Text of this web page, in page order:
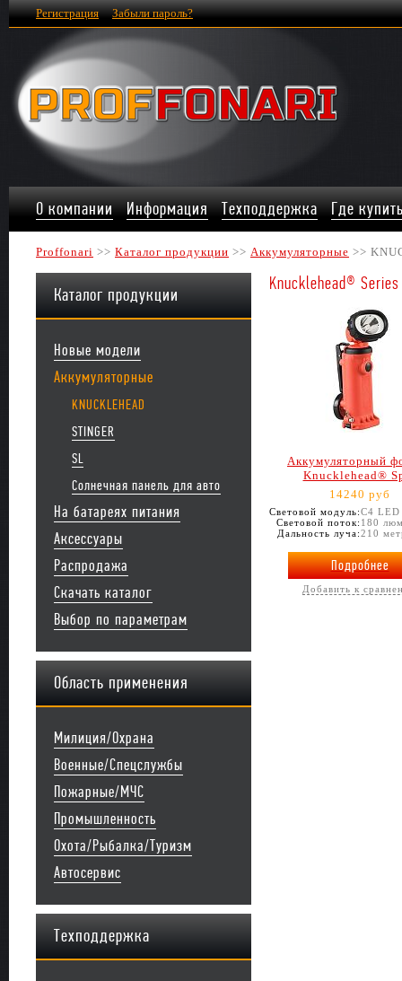
Регистрация Забыли пароль?
О компании Информация Техподдержка Где
Proffonari >> Каталог продукции >> Аккумуляторные >>
Каталог продукции
Новые модели
Аккумуляторные
KNUCKLEHEAD
STINGER
SL
Солнечная панель для авто
На батареях питания
Аксессуары
Распродажа
Скачать каталог
Выбор по параметрам
Область применения
Милиция/Охрана
Военные/Спецслужбы
Пожарные/МЧС
Промышленность
Охота/Рыбалка/Туризм
Автосервис
Техподдержка
Knucklehead® Series
Аккумуляторный
Knucklehead®
14240 руб
Световой модуль:С4 LED
Световой поток: 180
Дальность луча:210
Подробнее
Добавить к